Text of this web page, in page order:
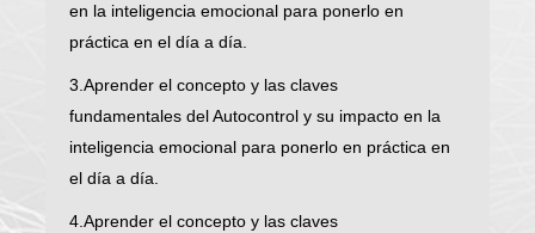
en la inteligencia emocional para ponerlo en
práctica en el día a día.
3.Aprender el concepto y las claves
fundamentales del Autocontrol y su impacto en la
inteligencia emocional para ponerlo en práctica en
el día a día.
4.Aprender el concepto y las claves